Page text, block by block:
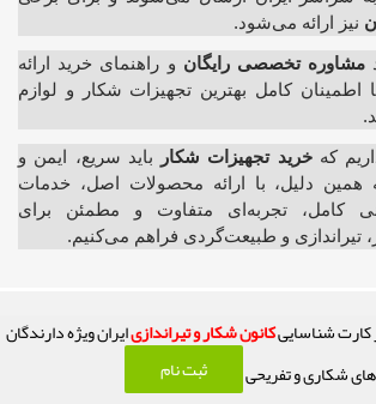
کارت شناساییکانون شکار و تیراندازیایران ویژه دارندگان
شکاری و تفریحی
ثبت نام
نیز ارائه می‌شود.
مشاوره تخصصی رایگان و راهنمای خرید ارائه
اطمینان کامل بهترین تجهیزات شکار و لوازم
که خرید تجهیزات شکار
باید سریع، ایمن و
دلیل، با ارائه محصولات اصل، خدمات
کامل، تجربه‌ای متفاوت و مطمئن برای
تیراندازی و طبیعت‌گردی فراهم می‌کنیم.
و متعلق به صاحب امتیاز آن می باشد! (( فعالیت
حاکم بر نظام جمهوری اسلامی ایران می باشد.))